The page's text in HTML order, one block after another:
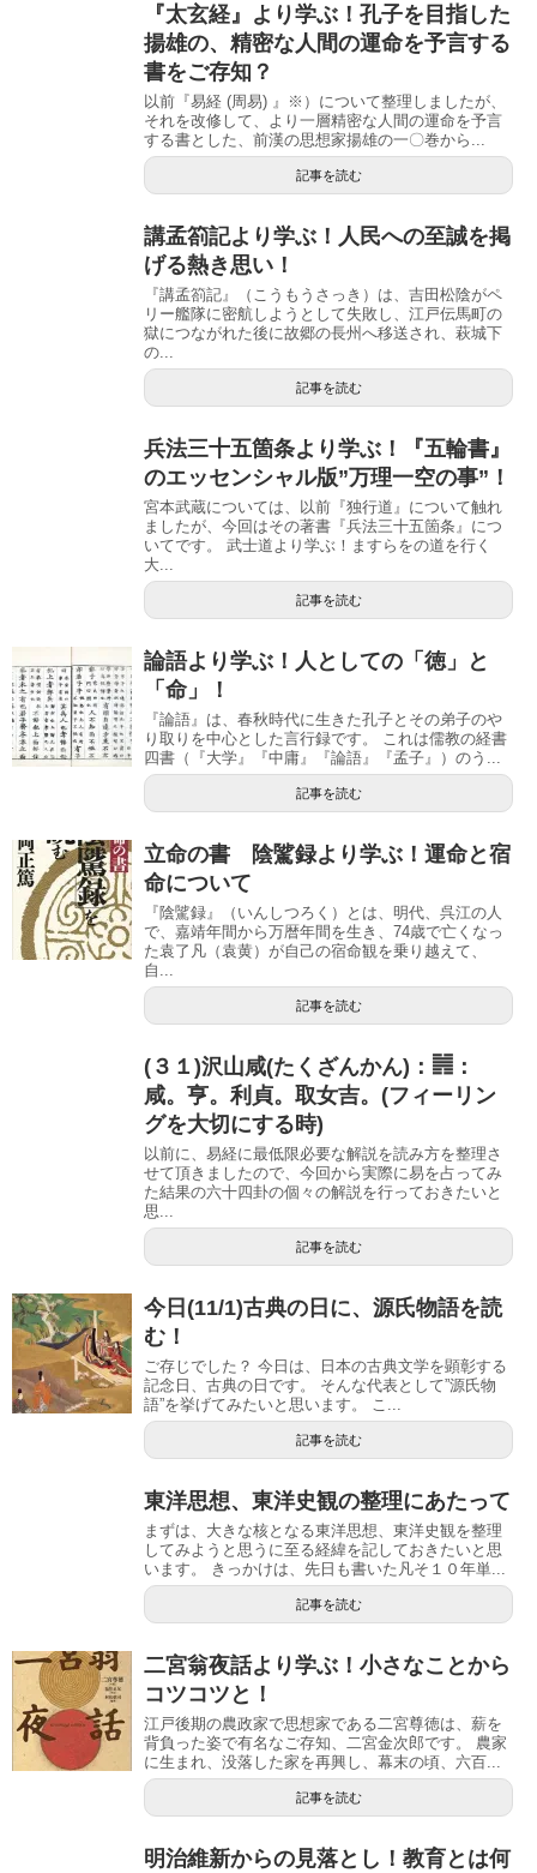
『太玄経』より学ぶ！孔子を目指した
揚雄の、精密な人間の運命を予言する
書をご存知？
以前『易経 (周易) 』※）について整理しましたが、
それを改修して、より一層精密な人間の運命を予言
する書とした、前漢の思想家揚雄の一〇巻から...
記事を読む
講孟箚記より学ぶ！人民への至誠を掲
げる熱き思い！
『講孟箚記』（こうもうさっき）は、吉田松陰がペ
リー艦隊に密航しようとして失敗し、江戸伝馬町の
獄につながれた後に故郷の長州へ移送され、萩城下
の...
記事を読む
兵法三十五箇条より学ぶ！『五輪書』
のエッセンシャル版”万理一空の事”！
宮本武蔵については、以前『独行道』について触れ
ましたが、今回はその著書『兵法三十五箇条』につ
いてです。 武士道より学ぶ！ますらをの道を行く
大...
記事を読む
論語より学ぶ！人としての「徳」と
「命」！
『論語』は、春秋時代に生きた孔子とその弟子のや
り取りを中心とした言行録です。 これは儒教の経書
四書（『大学』『中庸』『論語』『孟子』）のう...
記事を読む
立命の書 陰騭録より学ぶ！運命と宿
命について
『陰騭録』（いんしつろく）とは、明代、呉江の人
で、嘉靖年間から万暦年間を生き、74歳で亡くなっ
た袁了凡（袁黄）が自己の宿命観を乗り越えて、
自...
記事を読む
(３１)沢山咸(たくざんかん)：䷞：
咸。亨。利貞。取女吉。(フィーリン
グを大切にする時)
以前に、易経に最低限必要な解説を読み方を整理さ
せて頂きましたので、今回から実際に易を占ってみ
た結果の六十四卦の個々の解説を行っておきたいと
思...
記事を読む
今日(11/1)古典の日に、源氏物語を読
む！
ご存じでした？ 今日は、日本の古典文学を顕彰する
記念日、古典の日です。 そんな代表として”源氏物
語”を挙げてみたいと思います。 こ...
記事を読む
東洋思想、東洋史観の整理にあたって
まずは、大きな核となる東洋思想、東洋史観を整理
してみようと思うに至る経緯を記しておきたいと思
います。 きっかけは、先日も書いた凡そ１０年単...
記事を読む
二宮翁夜話より学ぶ！小さなことから
コツコツと！
江戸後期の農政家で思想家である二宮尊徳は、薪を
背負った姿で有名なご存知、二宮金次郎です。 農家
に生まれ、没落した家を再興し、幕末の頃、六百...
記事を読む
明治維新からの見落とし！教育とは何